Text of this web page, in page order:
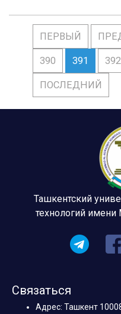
ПЕРВЫЙ
390 391 392
ПОСЛЕДНИЙ
Ташкентский
технологий
Связаться
Адрес: Ташкент